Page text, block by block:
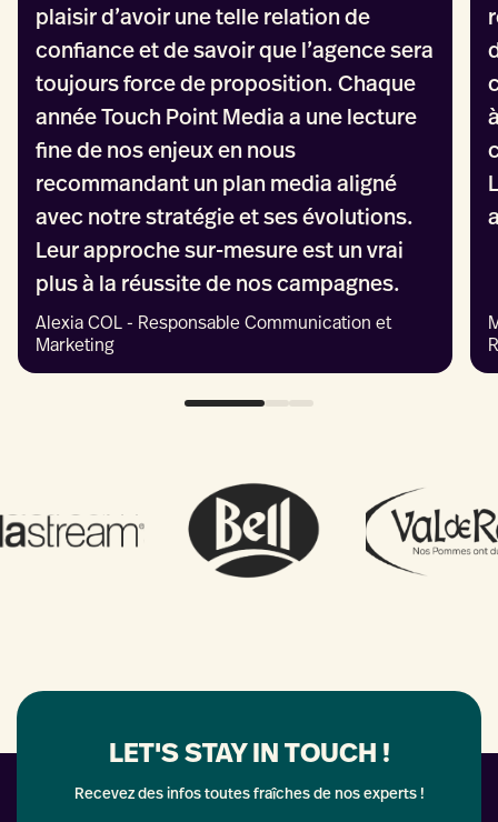
plaisir d’avoir une telle relation de
confiance et de savoir que l’agence sera
toujours force de proposition. Chaque
année Touch Point Media a une lecture
fine de nos enjeux en nous
recommandant un plan media aligné
avec notre stratégie et ses évolutions.
Leur approche sur-mesure est un vrai
plus à la réussite de nos campagnes.
Alexia COL - Responsable Communication et
Marketing
LET'S STAY IN TOUCH !
Recevez des infos toutes fraîches de nos experts !